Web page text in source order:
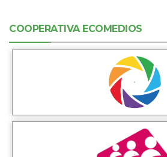
COOPERATIVA ECOMEDIOS